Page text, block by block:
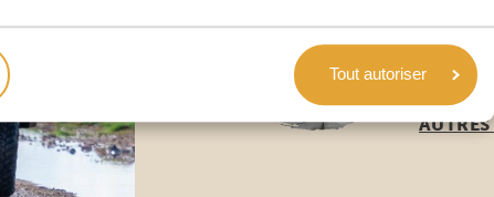
Tout autoriser
AUTRES